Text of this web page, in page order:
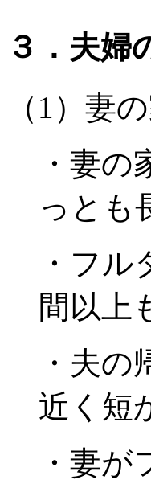
３．夫婦
（1）妻
・妻
っとも
・フ
間以上
・夫
近く短
・妻